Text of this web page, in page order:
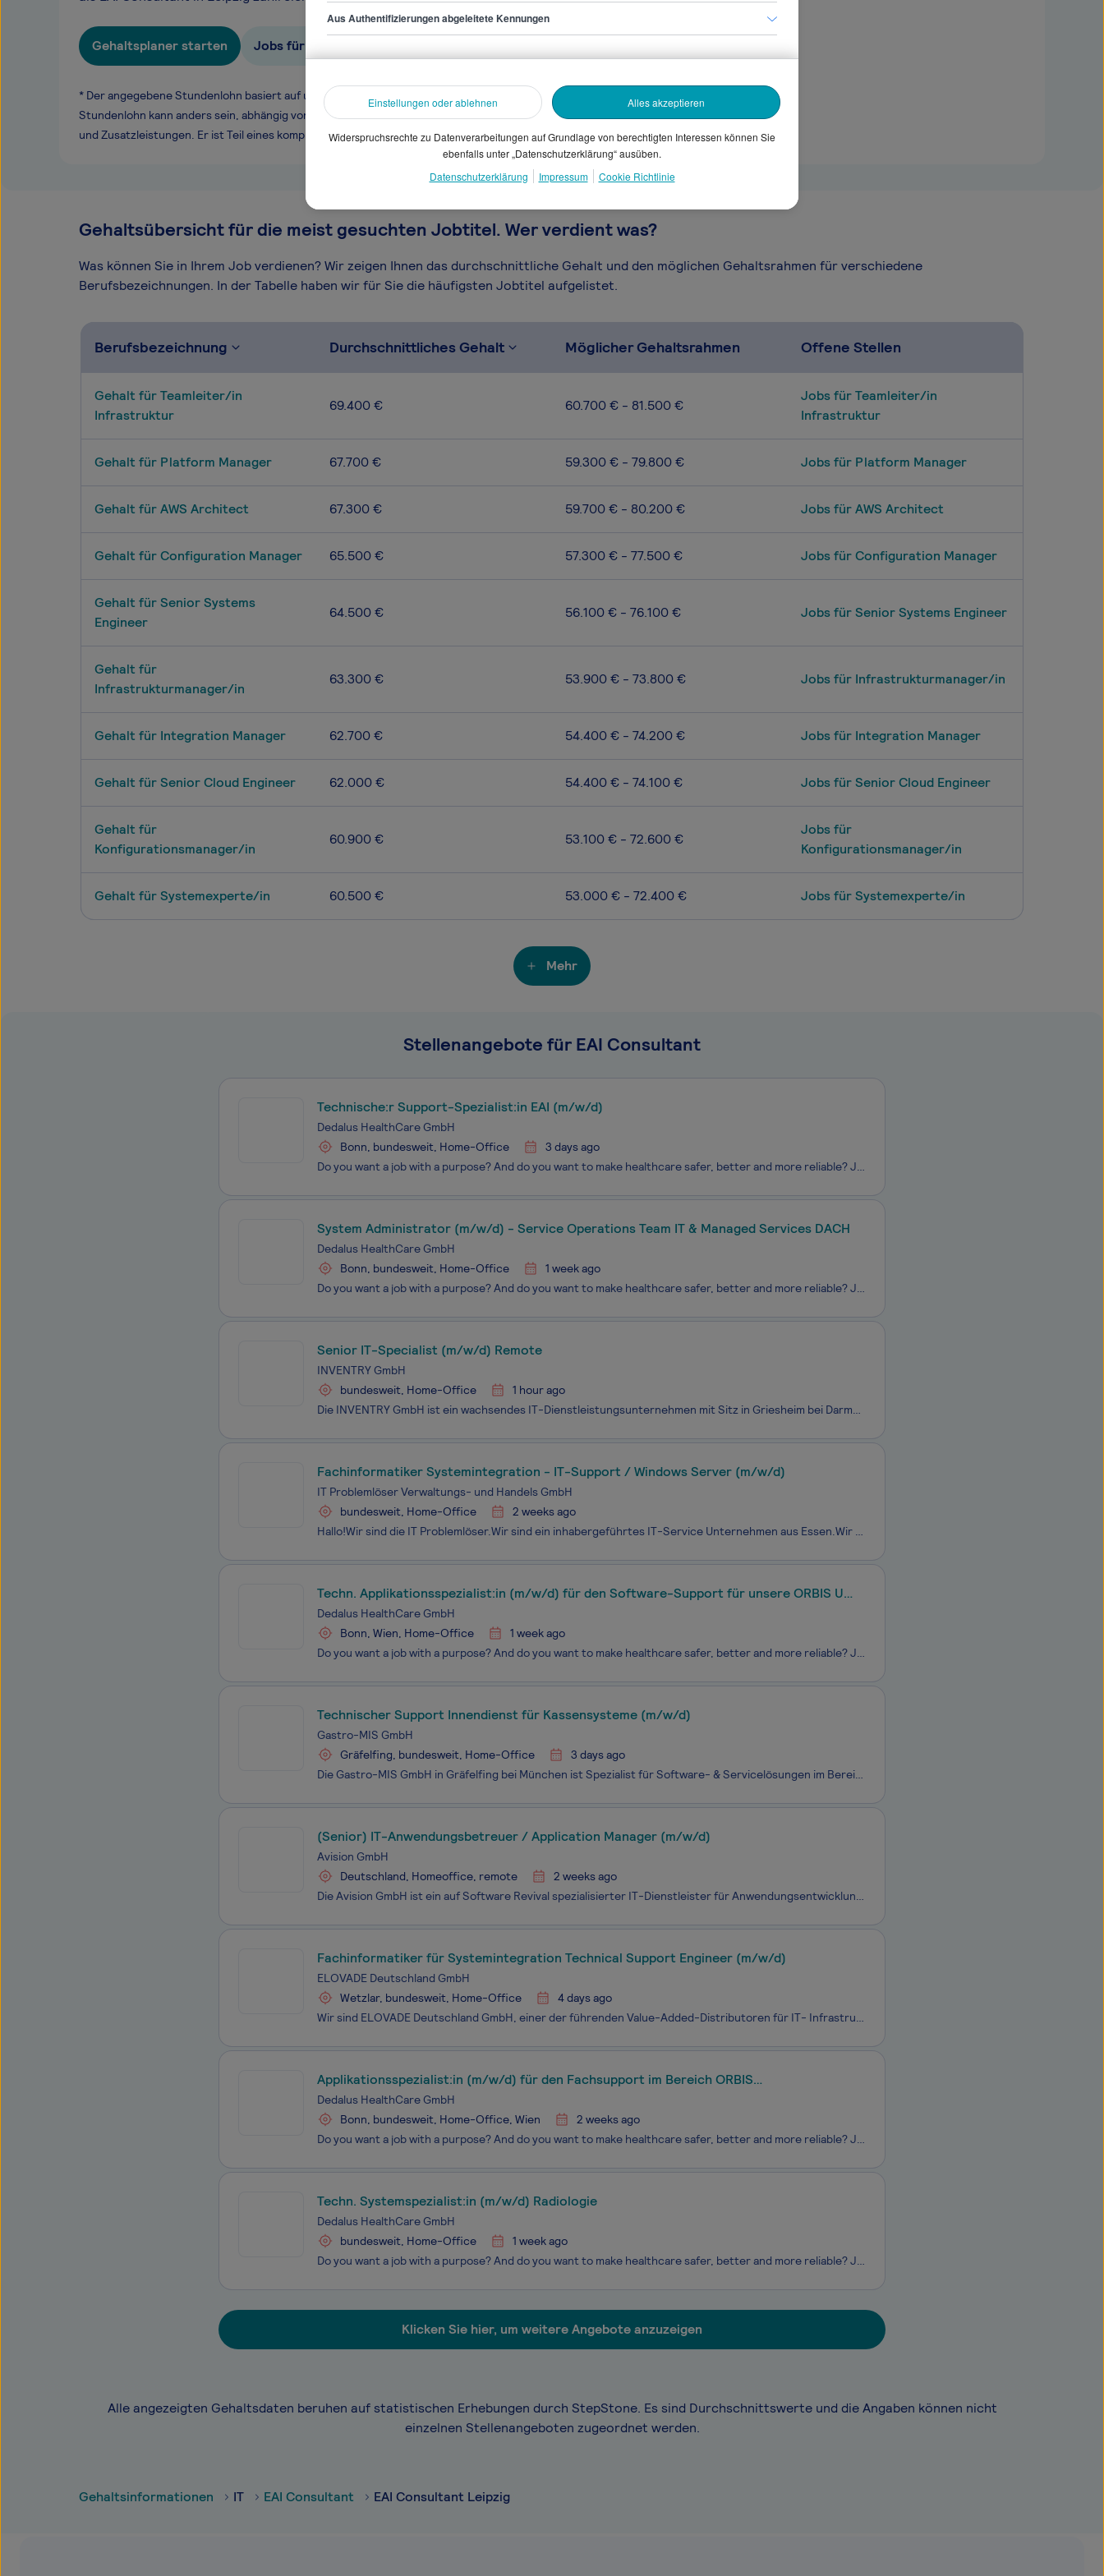
Gehaltsplaner starten Jobs für EAI Consultant
* Der angegebene Stundenlohn basiert auf unseren gesammelten Daten. Dein
Stundenlohn kann anders sein, abhängig von Überstunden, Branche, Selbstständigkeit
und Zusatzleistungen. Er ist Teil eines komplexen Vergütungssystems.
Gehaltsübersicht für die meist gesuchten Jobtitel. Wer verdient was?
Was können Sie in Ihrem Job verdienen? Wir zeigen Ihnen das durchschnittliche Gehalt und den möglichen Gehaltsrahmen für verschiedene
Berufsbezeichnungen. In der Tabelle haben wir für Sie die häufigsten Jobtitel aufgelistet.
Berufsbezeichnung Durchschnittliches Gehalt Möglicher Gehaltsrahmen Offene Stellen
Gehalt für Teamleiter/in
Infrastruktur
69.400 € 60.700 € - 81.500 €
Jobs für Teamleiter/in
Infrastruktur
Gehalt für Platform Manager 67.700 € 59.300 € - 79.800 € Jobs für Platform Manager
Gehalt für AWS Architect 67.300 € 59.700 € - 80.200 € Jobs für AWS Architect
Gehalt für Configuration Manager 65.500 € 57.300 € - 77.500 € Jobs für Configuration Manager
Gehalt für Senior Systems
Engineer
64.500 € 56.100 € - 76.100 € Jobs für Senior Systems Engineer
Gehalt für
Infrastrukturmanager/in
63.300 € 53.900 € - 73.800 € Jobs für Infrastrukturmanager/in
Gehalt für Integration Manager 62.700 € 54.400 € - 74.200 € Jobs für Integration Manager
Gehalt für Senior Cloud Engineer 62.000 € 54.400 € - 74.100 € Jobs für Senior Cloud Engineer
Gehalt für
Konfigurationsmanager/in
60.900 € 53.100 € - 72.600 €
Jobs für
Konfigurationsmanager/in
Gehalt für Systemexperte/in 60.500 € 53.000 € - 72.400 € Jobs für Systemexperte/in
Mehr
Stellenangebote für EAI Consultant
Technische:r Support-Spezialist:in EAI (m/w/d)
Dedalus HealthCare GmbH
Bonn, bundesweit, Home-Office
3 days ago
Do you want a job with a purpose? And do you want to make healthcare safer, better and more reliable? Join our Team! Begleite uns als Technische:r Support-Spezialist:in EAI (m/w/d) bei Dedalus, einem der weltweit führenden Unternehmen für Healthcare-Technologie, in Bonn (oder deu
System Administrator (m/w/d) - Service Operations Team IT & Managed Services DACH
Dedalus HealthCare GmbH
Bonn, bundesweit, Home-Office
1 week ago
Do you want a job with a purpose? And do you want to make healthcare safer, better and more reliable? Join our Team! Begleite uns als System Administrator (m/w/d) - Service Operations Team IT & Managed Services DACH bei Dedalus, einem der weltweit führenden Unternehmen für He
Senior IT-Specialist (m/w/d) Remote
INVENTRY GmbH
bundesweit, Home-Office
1 hour ago
Die INVENTRY GmbH ist ein wachsendes IT-Dienstleistungsunternehmen mit Sitz in Griesheim bei Darmstadt. Unser Schwerpunkt liegt auf IT-Security, kombiniert mit professionellem IT-Support und einer individuellen Kundenbetreuung, die sich an den konkreten Bedürfnissen unserer Kunden orientiert.Unser K
Fachinformatiker Systemintegration - IT-Support / Windows Server (m/w/d)
IT Problemlöser Verwaltungs- und Handels GmbH
bundesweit, Home-Office
2 weeks ago
Hallo!Wir sind die IT Problemlöser.Wir sind ein inhabergeführtes IT-Service Unternehmen aus Essen.Wir arbeiten mit viel Engagement und Herzblut daran, die besten Lösungen für unsere Kunden zu finden. Dabei steht immer die individuelle und optimale Lösung im Fokus, egal wie groß oder klein das Proble
Techn. Applikationsspezialist:in (m/w/d) für den Software-Support für unsere ORBIS U
- Produkte
Dedalus HealthCare GmbH
Bonn, Wien, Home-Office
1 week ago
Do you want a job with a purpose? And do you want to make healthcare safer, better and more reliable? Join our Team! Begleite uns als Technischen Applikationsspezialisten (m/w/d) für den Software-Support für unsere ORBIS U - Produkte bei Dedalus, einem der weltweit führenden Unternehmen fü
Technischer Support Innendienst für Kassensysteme (m/w/d)
Gastro-MIS GmbH
Gräfelfing, bundesweit, Home-Office
3 days ago
Die Gastro-MIS GmbH in Gräfelfing bei München ist Spezialist für Software- & Servicelösungen im Bereich ERP für Gastronomie und Hotellerie. Das Erfolgsrezept: Ein Rundum-Sorglos-Paket für die effiziente Steuerung von Gastronomiebetrieben und das mittlerweile fast vollständig in der Cloud. Die in
(Senior) IT-Anwendungsbetreuer / Application Manager (m/w/d)
Avision GmbH
Deutschland, Homeoffice, remote
2 weeks ago
Die Avision GmbH ist ein auf Software Revival spezialisierter IT-Dienstleister für Anwendungsentwicklung und -betreuung. Als Alternative zu kompletten Neuimplementierungen, die häufig kostspielig und riskant sind, modernisiert Avision die Legacy-Software von Unternehmen auf effiziente Art und Weise.
Fachinformatiker für Systemintegration Technical Support Engineer (m/w/d)
ELOVADE Deutschland GmbH
Wetzlar, bundesweit, Home-Office
4 days ago
Wir sind ELOVADE Deutschland GmbH, einer der führenden Value-Added-Distributoren für IT- Infrastruktur und Security Software in Europa. Seit 1995 haben wir uns darauf spezialisiert, IT-Profis mit erstklassiger Software zu unterstützen. Unser Hauptsitz ist in Wetzlar, nicht weit von Frankfurt am
Applikationsspezialist:in (m/w/d) für den Fachsupport im Bereich ORBIS
Infektionsmanagement in Vollzeit
Dedalus HealthCare GmbH
Bonn, bundesweit, Home-Office, Wien
2 weeks ago
Do you want a job with a purpose? And do you want to make healthcare safer, better and more reliable? Join our Team! Begleite uns als Applikationsspezialist:in (m/w/d) für den Fachsupport im Bereich ORBIS Infektionsmanagement in Vollzeit bei Dedalus, einem der weltweit führenden
Techn. Systemspezialist:in (m/w/d) Radiologie
Dedalus HealthCare GmbH
bundesweit, Home-Office
1 week ago
Do you want a job with a purpose? And do you want to make healthcare safer, better and more reliable? Join our Team! Begleite uns als Techn. Systemspezialist:in Radiologie (m/w/d) bei Dedalus, einem der weltweit führenden Unternehmen für Healthcare-Technologie, standortunabhä
Klicken Sie hier, um weitere Angebote anzuzeigen
Alle angezeigten Gehaltsdaten beruhen auf statistischen Erhebungen durch StepStone. Es sind Durchschnittswerte und die Angaben können nicht
einzelnen Stellenangeboten zugeordnet werden.
Gehaltsinformationen IT EAI Consultant EAI Consultant Leipzig
Aus Authentifizierungen abgeleitete Kennungen
Einstellungen oder ablehnen Alles akzeptieren
Widerspruchsrechte zu Datenverarbeitungen auf Grundlage von berechtigten Interessen können Sie
ebenfalls unter „Datenschutzerklärung“ ausüben.
Datenschutzerklärung
Impressum Cookie Richtlinie